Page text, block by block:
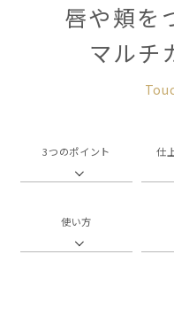
唇や頬を
マルチ
3つのポイント 仕
使い方